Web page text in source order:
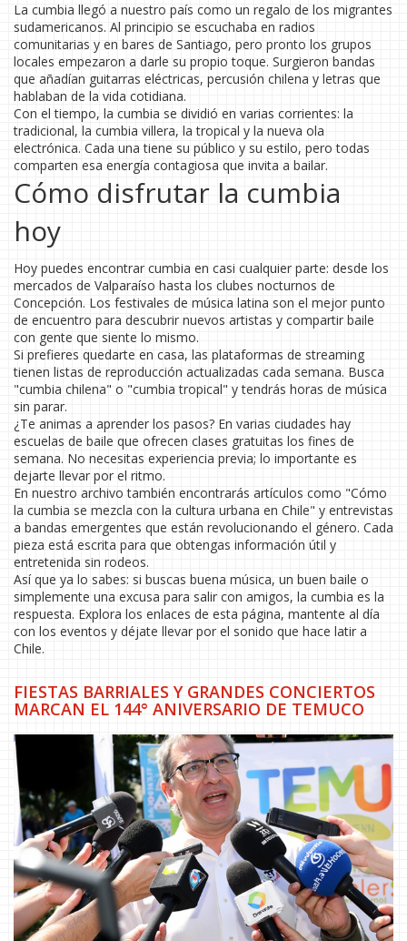
La cumbia llegó a nuestro país como un regalo de los migrantes
sudamericanos. Al principio se escuchaba en radios
comunitarias y en bares de Santiago, pero pronto los grupos
locales empezaron a darle su propio toque. Surgieron bandas
que añadían guitarras eléctricas, percusión chilena y letras que
hablaban de la vida cotidiana.
Con el tiempo, la cumbia se dividió en varias corrientes: la
tradicional, la cumbia villera, la tropical y la nueva ola
electrónica. Cada una tiene su público y su estilo, pero todas
comparten esa energía contagiosa que invita a bailar.
Cómo disfrutar la cumbia
hoy
Hoy puedes encontrar cumbia en casi cualquier parte: desde los
mercados de Valparaíso hasta los clubes nocturnos de
Concepción. Los festivales de música latina son el mejor punto
de encuentro para descubrir nuevos artistas y compartir baile
con gente que siente lo mismo.
Si prefieres quedarte en casa, las plataformas de streaming
tienen listas de reproducción actualizadas cada semana. Busca
"cumbia chilena" o "cumbia tropical" y tendrás horas de música
sin parar.
¿Te animas a aprender los pasos? En varias ciudades hay
escuelas de baile que ofrecen clases gratuitas los fines de
semana. No necesitas experiencia previa; lo importante es
dejarte llevar por el ritmo.
En nuestro archivo también encontrarás artículos como "Cómo
la cumbia se mezcla con la cultura urbana en Chile" y entrevistas
a bandas emergentes que están revolucionando el género. Cada
pieza está escrita para que obtengas información útil y
entretenida sin rodeos.
Así que ya lo sabes: si buscas buena música, un buen baile o
simplemente una excusa para salir con amigos, la cumbia es la
respuesta. Explora los enlaces de esta página, mantente al día
con los eventos y déjate llevar por el sonido que hace latir a
Chile.
FIESTAS BARRIALES Y GRANDES CONCIERTOS
MARCAN EL 144° ANIVERSARIO DE TEMUCO